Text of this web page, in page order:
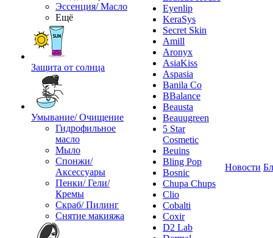
Эссенция/ Масло
Ещё
Защита от солнца
Умывание/ Очищение
Гидрофильное
масло
Мыло
Спонжи/
Аксессуары
Пенки/ Гели/
Кремы
Скраб/ Пилинг
Снятие макияжа
Eyenlip
KeraSys
Secret Skin
Amill
Aronyx
AsiaKiss
Aspasia
Banila Co
BBalance
Beausta
Beauugreen
5 Star
Cosmetic
Beuins
Bling Pop
Bosnic
Chupa Chups
Clio
Cobalti
Coxir
D2 Lab
Новости